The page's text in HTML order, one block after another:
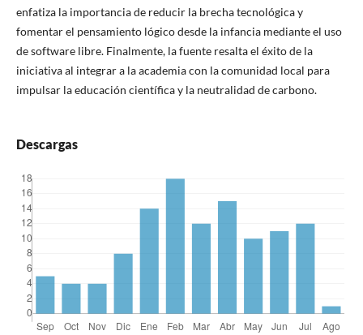
enfatiza la importancia de reducir la brecha tecnológica y
fomentar el pensamiento lógico desde la infancia mediante el uso
de software libre. Finalmente, la fuente resalta el éxito de la
iniciativa al integrar a la academia con la comunidad local para
impulsar la educación científica y la neutralidad de carbono.
Descargas